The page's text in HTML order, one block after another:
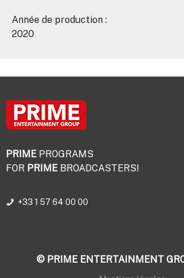
Année de production :
2020
PRIME PROGRAMS
FOR PRIME BROADCASTERS!
+33 1 57 64 00 00
© PRIME ENTERTAINMENT